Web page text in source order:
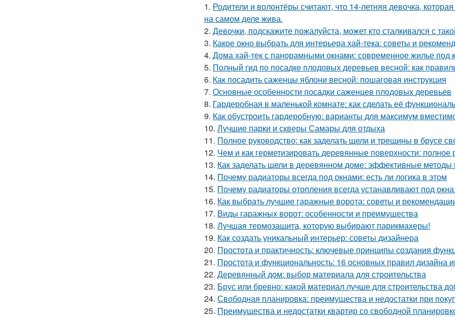
1. Родители и волонтёры считают, что 14-летняя девочка,
на самом деле жива.
2. Девочки, подскажите пожалуйста, может кто сталкивался с
3. Какое окно выбрать для интерьера хай-тека: советы и
4. Дома хай-тек с панорамными окнами: современное жилье под
5. Полный гид по посадке плодовых деревьев весной: как
6. Как посадить саженцы яблони весной: пошаговая инструкция
7. Основные особенности посадки саженцев плодовых деревьев
8. Гардеробная в маленькой комнате: как сделать её
9. Как обустроить гардеробную: варианты для максимум
10. Лучшие парки и скверы Самары для отдыха
11. Полное руководство: как заделать щели и трещины в брусе
12. Чем и как герметизировать деревянные поверхности: полное
13. Как заделать щели в деревянном доме: эффективные
14. Почему радиаторы всегда под окнами: есть ли логика в этом
15. Почему радиаторы отопления всегда устанавливают под
16. Как выбрать лучшие гаражные ворота: советы и
17. Виды гаражных ворот: особенности и преимущества
18. Лучшая термозащита, которую выбирают парикмахеры!
19. Как создать уникальный интерьер: советы дизайнера
20. Простота и практичность: ключевые принципы создания
21. Простота и функциональность: 16 основных правил дизайна
22. Деревянный дом: выбор материала для строительства
23. Брус или бревно: какой материал лучше для строительства
24. Свободная планировка: преимущества и недостатки при
25. Преимущества и недостатки квартир со свободной